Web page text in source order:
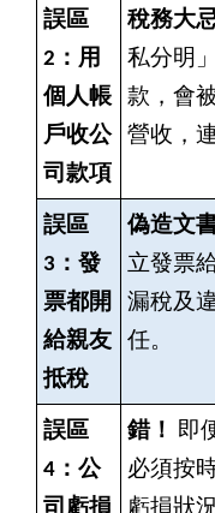
誤區
2：用
個人帳
戶收公
司款項
稅務大
私分明
款，會
營收，
誤區
3：發
票都開
給親友
抵稅
偽造文
立發票
漏稅及
任。
誤區
4：公
錯！
即
必須按